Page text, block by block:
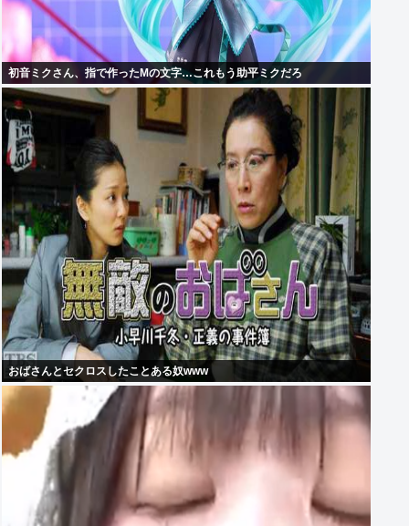
初音ミクさん、指で作ったMの文字…これもう助平ミクだろ
おばさんとセクロスしたことある奴www